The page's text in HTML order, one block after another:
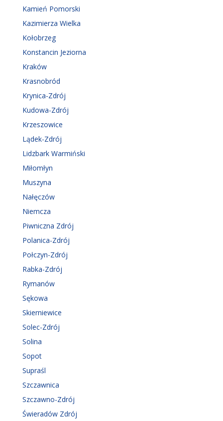
Kamień Pomorski
Kazimierza Wielka
Kołobrzeg
Konstancin Jeziorna
Kraków
Krasnobród
Krynica-Zdrój
Kudowa-Zdrój
Krzeszowice
Lądek-Zdrój
Lidzbark Warmiński
Miłomłyn
Muszyna
Nałęczów
Niemcza
Piwniczna Zdrój
Polanica-Zdrój
Połczyn-Zdrój
Rabka-Zdrój
Rymanów
Sękowa
Skierniewice
Solec-Zdrój
Solina
Sopot
Supraśl
Szczawnica
Szczawno-Zdrój
Świeradów Zdrój